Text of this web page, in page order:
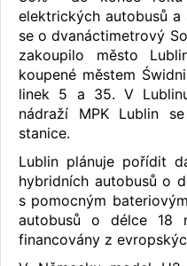
elektrických autobusů
se o dvanáctimetrový
zakoupilo město
koupené městem
linek 5 a 35. V
nádraží MPK Lublin
stanice.
Lublin plánuje pořídit
hybridních autobusů o
s pomocným
autobusů o délce 18
financovány z